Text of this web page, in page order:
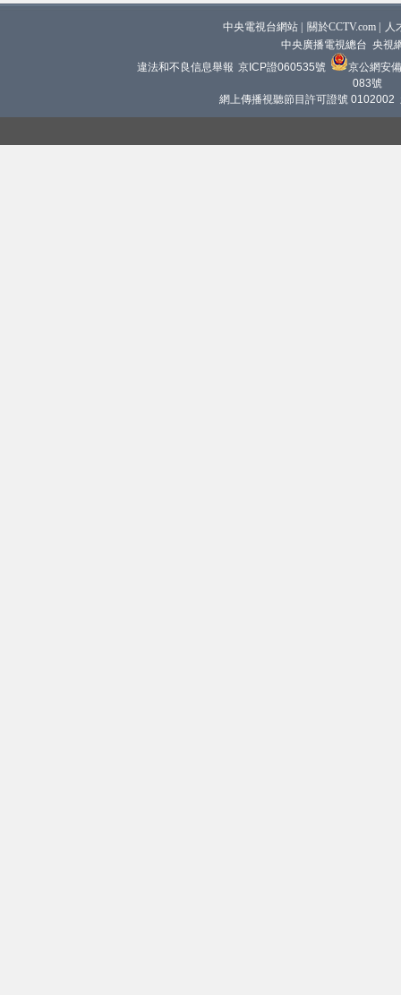
中央電視台網站 關於CCTV.com
人
中央廣播電視總台 央視
違法和不良信息舉報 京ICP證060535號
京公網安
083號
網上傳播視聽節目許可證號 0102002